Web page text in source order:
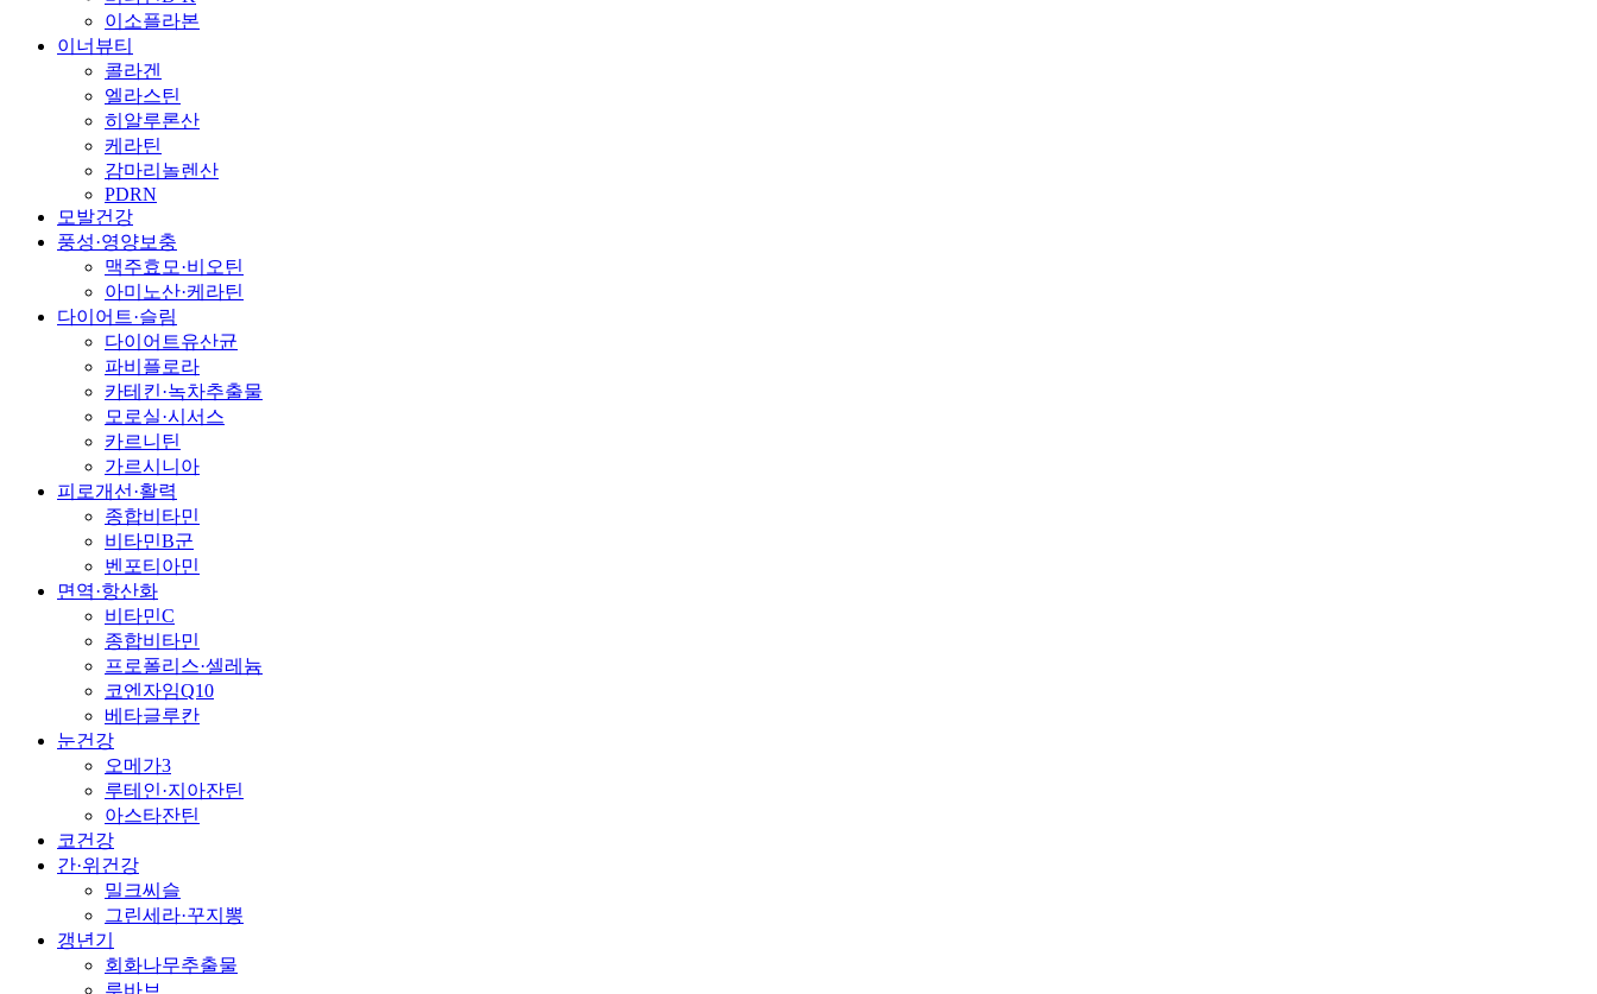
이소플라본
이너뷰티
콜라겐
엘라스틴
히알루론산
케라틴
감마리놀렌산
PDRN
모발건강
풍성·영양보충
맥주효모·비오틴
아미노산·케라틴
다이어트·슬림
다이어트유산균
파비플로라
카테킨·녹차추출물
모로실·시서스
카르니틴
가르시니아
피로개선·활력
종합비타민
비타민B군
벤포티아민
면역·항산화
비타민C
종합비타민
프로폴리스·셀레늄
코엔자임Q10
베타글루칸
눈건강
오메가3
루테인·지아잔틴
아스타잔틴
코건강
간·위건강
밀크씨슬
그린세라·꾸지뽕
갱년기
회화나무추출물
루바브